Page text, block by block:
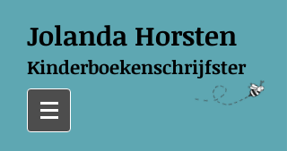
Jolanda Horsten
Kinderboekenschrijfster